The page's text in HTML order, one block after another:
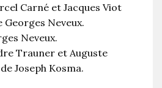
Carné et Jacques Viot
Georges Neveux.
Neveux.
Trauner et Auguste
Joseph Kosma.